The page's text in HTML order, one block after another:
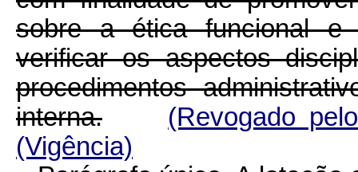
sobre a ética funcional e
verificar os aspectos
procedimentos
interna.
(Revogado
(Vigência)